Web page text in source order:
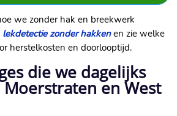
we zonder hak en breekwerk
lekdetectie zonder hakkenen zie welke
herstelkosten en doorlooptijd.​
die we dagelijks
en West